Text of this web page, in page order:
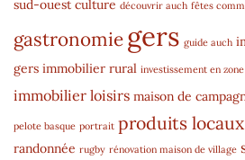
sud-ouest culture découvrir auch fêtes
gastronomiegers guide auch
gers immobilier rural investissement en
immobilier loisirs maison de
pelote basque portrait produits locaux
randonnée rugby rénovation maison de village